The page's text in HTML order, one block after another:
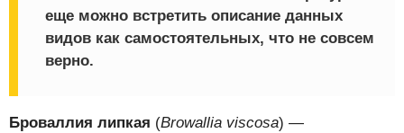
еще можно встретить описание данных
видов как самостоятельных, что не совсем
верно.
Броваллия липкая (Browallia viscosa) —